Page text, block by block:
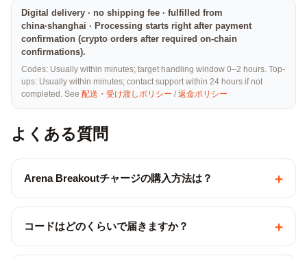
Digital delivery · no shipping fee · fulfilled from
china·shanghai · Processing starts right after payment
confirmation (crypto orders after required on-chain
confirmations).
Codes: Usually within minutes; target handling window 0–2 hours. Top-
ups: Usually within minutes; contact support within 24 hours if not
completed. See 配送・受け渡しポリシー /返金ポリシー
よくある質問
Arena Breakoutチャージの購入方法は？ +
コードはどのくらいで届きますか？ +